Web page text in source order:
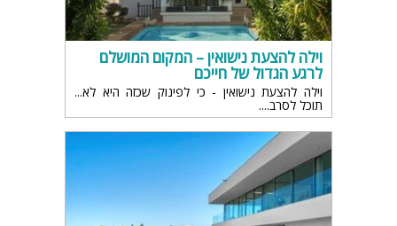
וילה להצעת נישואין – המקום המושלם
לרגע הגדול של חייכם
וילה להצעת נישואין - כי לפינוק שכזה היא לא
תוכל לסרב....